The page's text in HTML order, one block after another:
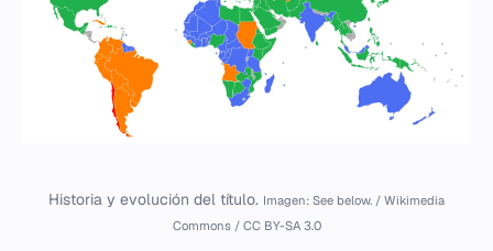
Historia y evolución del título. Imagen: See below. / Wikimedia
Commons / CC BY-SA 3.0